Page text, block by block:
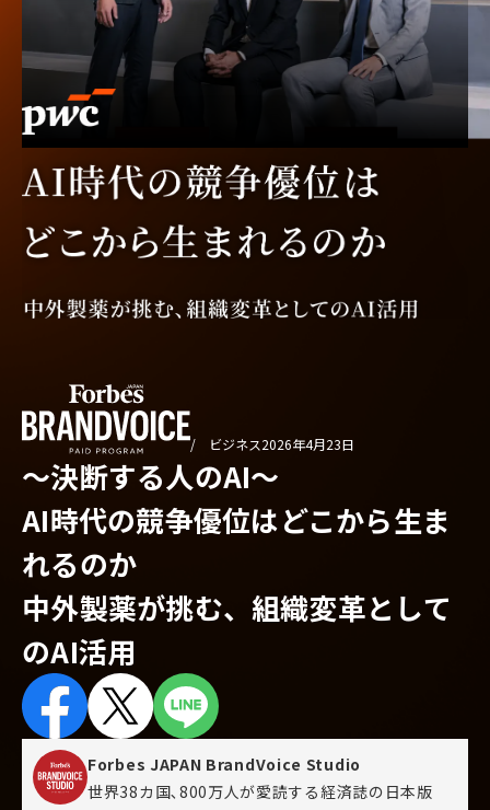
/ ビジネス2026年4月23日
〜決断する人のAI〜
AI時代の競争優位はどこから生ま
れるのか
中外製薬が挑む、組織変革として
のAI活用
Forbes JAPAN BrandVoice Studio
世界38カ国､800万人が愛読する 経済誌の日本版